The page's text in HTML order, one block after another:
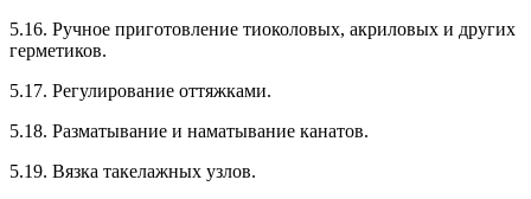
5.16. Ручное приготовление тиоколовых, акриловых и других
герметиков.
5.17. Регулирование оттяжками.
5.18. Разматывание и наматывание канатов.
5.19. Вязка такелажных узлов.